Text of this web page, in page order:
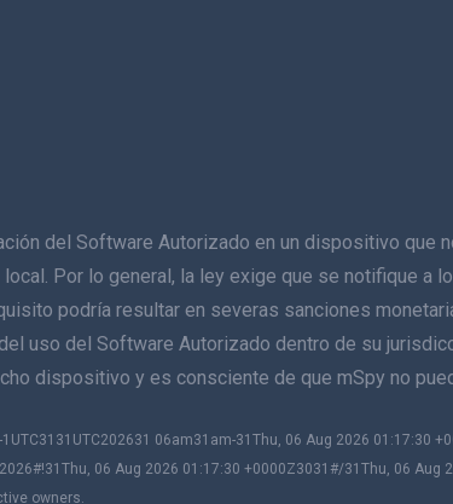
del Software Autorizado en un dispositivo
Por lo general, la ley exige que se notifique
podría resultar en severas sanciones
uso del Software Autorizado dentro de su
dispositivo y es consciente de que mSpy no
06am31am-31Thu, 06 Aug 2026 01:17:30
06 Aug 2026 01:17:30 +0000Z3031#/31Thu, 06 Aug
owners.